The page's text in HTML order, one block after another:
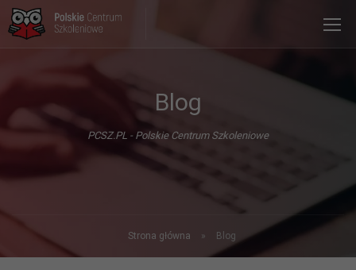
Blog
PCSZ.PL - Polskie Centrum Szkoleniowe
Strona główna » Blog